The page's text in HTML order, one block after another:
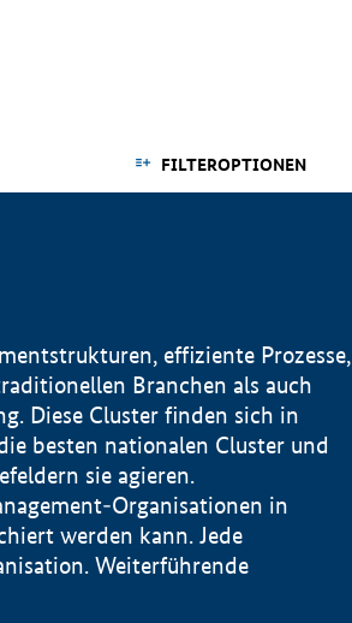
FILTEROPTIONEN
effiziente Prozesse,
Branchen als auch
Diese Cluster finden sich in
besten nationalen Cluster und
sie agieren.
Organisationen in
werden kann. Jede
Weiterführende